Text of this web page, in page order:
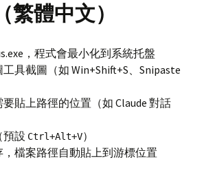
繁體中文）
，程式會最小化到系統托盤
具截圖（如 Win+Shift+S、Snipaste
貼上路徑的位置（如 Claude 對話
預設 Ctrl+Alt+V）
檔案路徑自動貼上到游標位置